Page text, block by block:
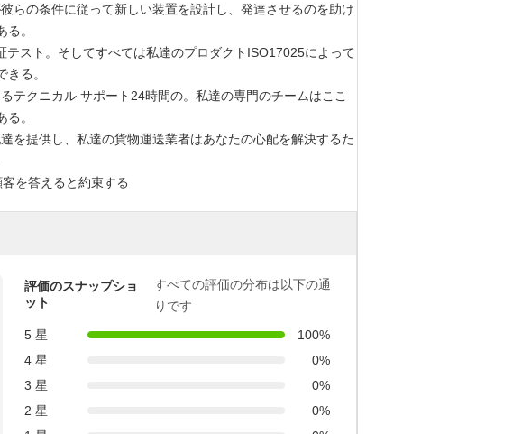
らの条件に従って新しい装置を設計し、発達させるのを助け
。
スト。そしてすべては私達のプロダクトISO17025によって
る。
テクニカル サポート24時間の。私達の専門のチームはここ
。
を提供し、私達の貨物運送業者はあなたの心配を解決するた
を答えると約束する
評価のスナップショ
ット
すべての評価の分布は以下の通
りです
5 星
100%
4 星
0%
3 星
0%
2 星
0%